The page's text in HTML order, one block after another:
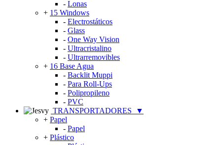
- Lonas
+ 15 Windows
- Electrostáticos
- Glass
- One Way Vision
- Ultracristalino
- Ultrarremovibles
+ 16 Base Agua
- Backlit Muppi
- Para Roll-Ups
- Polipropileno
- PVC
TRANSPORTADORES
▼
+ Papel
- Papel
+ Plástico